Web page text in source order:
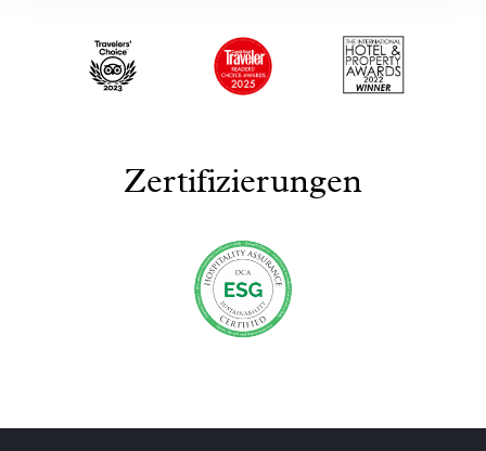
Zertifizierungen